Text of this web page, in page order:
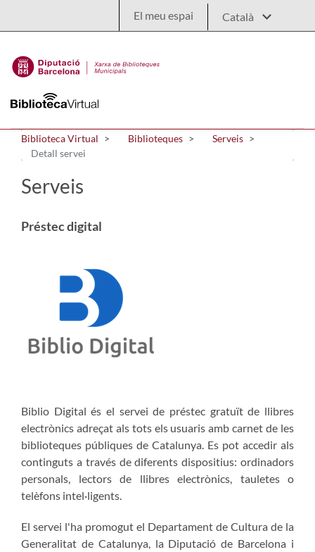
El meu espai
Biblioteca Virtual Biblioteques
Serveis
Detall servei
Serveis
Préstec digital
Biblio Digital és el servei de préstec gratuït de llibres
electrònics adreçat als tots els usuaris amb carnet de les
biblioteques públiques de Catalunya. Es pot accedir als
continguts a través de diferents dispositius: ordinadors
personals, lectors de llibres electrònics, tauletes o
telèfons intel·ligents.
El servei l'ha promogut el Departament de Cultura de la
Generalitat de Catalunya, la Diputació de Barcelona i